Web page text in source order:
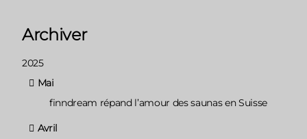
Archiver
2025
Mai
finndream répand l’amour des saunas en Suisse
Avril